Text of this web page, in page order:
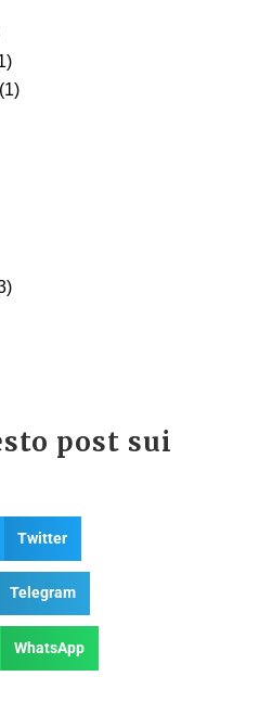
(1)
post sui
Twitter
Telegram
WhatsApp